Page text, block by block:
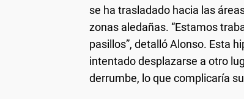
se ha trasladado hacia las
zonas aledañas. “Estamos
pasillos”, detalló Alonso. Esta
intentado desplazarse a otro
derrumbe, lo que complicaría